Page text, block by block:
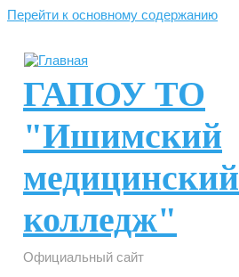
Перейти к основному содержанию
ГАПОУ ТО
"Ишимский
медицинский
колледж"
Официальный сайт